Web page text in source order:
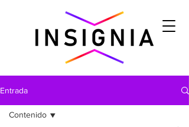
Entrada
Contenido